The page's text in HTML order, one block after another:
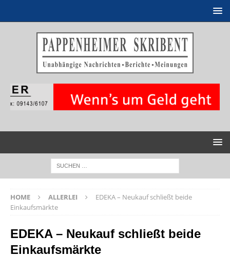
HOME ALLERLEI
EDEKA – Neukauf schließt beide
Einkaufsmärkte
EDEKA – Neukauf schließt beide
Einkaufsmärkte